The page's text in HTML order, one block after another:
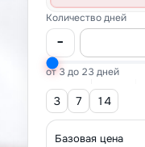
Количество дней
−
от 3 до 23 дней
3 7 14
Базовая цена